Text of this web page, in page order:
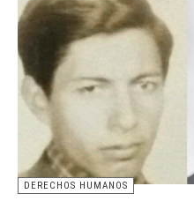
DERECHOS HUMANOS